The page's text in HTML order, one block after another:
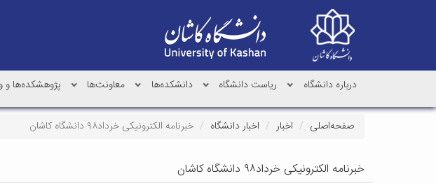
درباره دانشگاه ریاست دانشگاه دانشکده‌ها معاونت‌ها پژوهشکده‌ها
صفحه‌اصلی اخبار اخبار دانشگاه خبرنامه الکترونیکی خرداد۹۸ دانشگاه کاشان
خبرنامه الکترونیکی خرداد۹۸ دانشگاه کاشان